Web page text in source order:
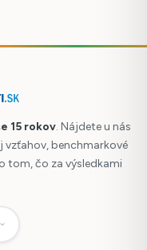
15 rokov. Nájdete u nás
vzťahov, benchmarkové
tom, čo za výsledkami